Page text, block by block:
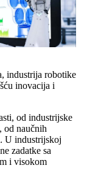
industrija robotike
inovacija i
od industrijske
od naučnih
U industrijskoj
zadatke sa
i visokom